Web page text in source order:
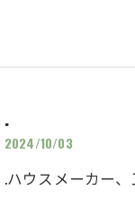
.
2024/10/03
.ハウスメーカー